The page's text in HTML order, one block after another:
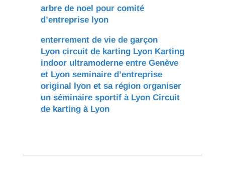
arbre de noel pour comité
d’entreprise lyon
enterrement de vie de garçon
Lyon circuit de karting Lyon Karting
indoor ultramoderne entre Genève
et Lyon seminaire d’entreprise
original lyon et sa région organiser
un séminaire sportif à Lyon Circuit
de karting à Lyon